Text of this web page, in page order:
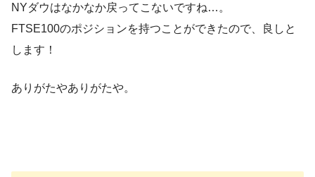
NYダウはなかなか戻ってこないですね…。
FTSE100のポジションを持つことができたので、良しと
します！
ありがたやありがたや。